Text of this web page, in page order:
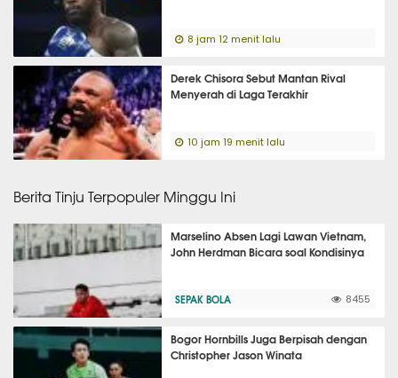
8 jam 12 menit lalu
Derek Chisora Sebut Mantan Rival
Menyerah di Laga Terakhir
10 jam 19 menit lalu
Berita Tinju Terpopuler Minggu Ini
Marselino Absen Lagi Lawan Vietnam,
John Herdman Bicara soal Kondisinya
SEPAK BOLA 8455
Bogor Hornbills Juga Berpisah dengan
Christopher Jason Winata